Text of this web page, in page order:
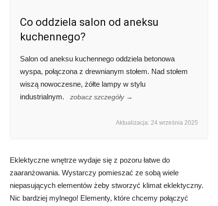
Co oddziela salon od aneksu
kuchennego?
Salon od aneksu kuchennego oddziela betonowa
wyspa, połączona z drewnianym stołem. Nad stołem
wiszą nowoczesne, żółte lampy w stylu
industrialnym.
zobacz szczegóły →
Aktualizacja: 24 września 2025
Eklektyczne wnętrze wydaje się z pozoru łatwe do
zaaranżowania. Wystarczy pomieszać ze sobą wiele
niepasujących elementów żeby stworzyć klimat eklektyczny.
Nic bardziej mylnego! Elementy, które chcemy połączyć